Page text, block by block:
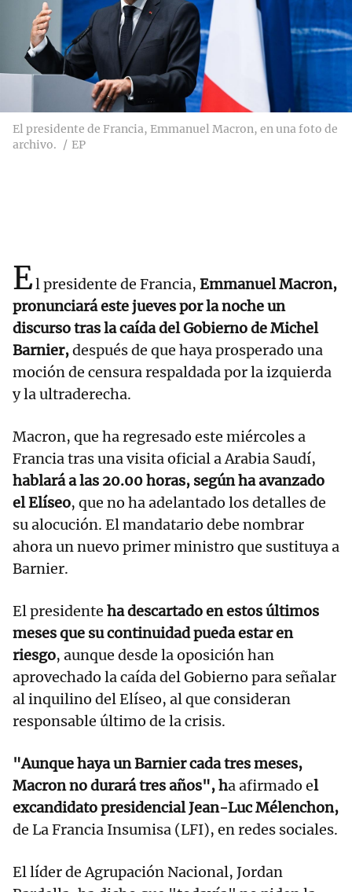
El presidente de Francia, Emmanuel Macron, en una foto de
archivo.
EP
El presidente de Francia, Emmanuel Macron,
pronunciará este jueves por la noche un
discurso tras la caída del Gobierno de Michel
Barnier,después de que haya prosperado una
moción de censura respaldada por la izquierda
y la ultraderecha.
Macron, que ha regresado este miércoles a
Francia tras una visita oficial a Arabia Saudí,
hablará a las 20.00 horas, según ha avanzado
el Elíseo, que no ha adelantado los detalles de
su alocución. El mandatario debe nombrar
ahora un nuevo primer ministro que sustituya a
Barnier.
El presidente ha descartado en estos últimos
meses que su continuidad pueda estar en
riesgo, aunque desde la oposición han
aprovechado la caída del Gobierno para señalar
al inquilino del Elíseo, al que consideran
responsable último de la crisis.
"Aunque haya un Barnier cada tres meses,
Macron no durará tres años", ha afirmado el
excandidato presidencial Jean-Luc Mélenchon,
de La Francia Insumisa (LFI), en redes sociales.
El líder de Agrupación Nacional, Jordan